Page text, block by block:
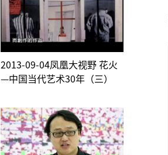
2013-09-04凤凰大视野 花火
—中国当代艺术30年（三）